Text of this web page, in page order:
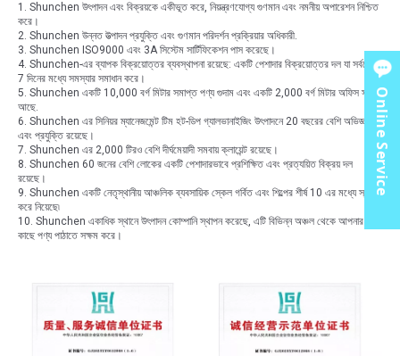
1. Shunchen উৎপাদন এবং বিক্রয়কে একীভূত করে, নিয়ন্ত্রণযোগ্য গুণমান এবং নমনীয় অপারেশন নিশ্চিত
করে।
2. Shunchen উন্নত উত্পাদন প্রযুক্তি এবং গুণমান পরিদর্শন প্রক্রিয়ার অধিকারী.
3. Shunchen ISO9000 এবং 3A সিস্টেম সার্টিফিকেশন পাস করেছে।
4. Shunchen-এর ব্যাপক বিক্রয়োত্তর ব্যবস্থাপনা রয়েছে: একটি পেশাদার বিক্রয়োত্তর দল যা সর্বশেষে
7 দিনের মধ্যে সমস্যার সমাধান করে।
5. Shunchen একটি 10,000 বর্গ মিটার সমাপ্ত পণ্য গুদাম এবং একটি 2,000 বর্গ মিটার অফিস স্থান
আছে.
6. Shunchen এর সিনিয়র ম্যানেজমেন্ট টিম হট-ডিপ গ্যালভানাইজিং উৎপাদনে 20 বছরের বেশি অভিজ্ঞতা
এবং প্রযুক্তি রয়েছে।
7. Shunchen এর 2,000 টিরও বেশি দীর্ঘমেয়াদী সমবায় ক্লায়েন্ট রয়েছে।
8. Shunchen 60 জনের বেশি লোকের একটি পেশাদারভাবে প্রশিক্ষিত এবং প্রত্যয়িত বিক্রয় দল
রয়েছে।
9. Shunchen একটি নেতৃস্থানীয় আঞ্চলিক ব্যবসায়িক স্কেল গর্বিত এবং শিল্পের শীর্ষ 10 এর মধ্যে স্থান
করে নিয়েছে৷
10. Shunchen একাধিক স্থানে উৎপাদন কোম্পানি স্থাপন করেছে, এটি বিভিন্ন অঞ্চল থেকে আপনার
কাছে পণ্য পাঠাতে সক্ষম করে।
Online Service